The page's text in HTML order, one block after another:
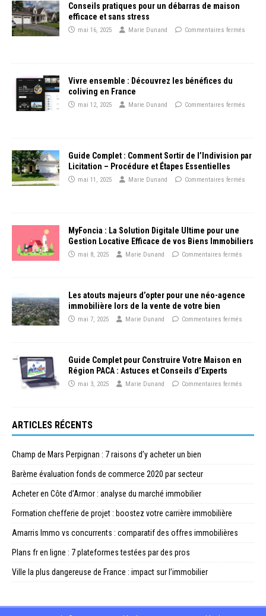
Conseils pratiques pour un débarras de maison
efficace et sans stress
mai 16, 2025 Marie Dunand Commentaires fermés
Vivre ensemble : Découvrez les bénéfices du
coliving en France
mai 12, 2025 Marie Dunand Commentaires fermés
Guide Complet : Comment Sortir de l’Indivision par
Licitation – Procédure et Étapes Essentielles
mai 11, 2025 Marie Dunand Commentaires fermés
MyFoncia : La Solution Digitale Ultime pour une
Gestion Locative Efficace de vos Biens Immobiliers
mai 8, 2025 Marie Dunand Commentaires fermés
Les atouts majeurs d’opter pour une néo-agence
immobilière lors de la vente de votre bien
mai 7, 2025 Marie Dunand Commentaires fermés
Guide Complet pour Construire Votre Maison en
Région PACA : Astuces et Conseils d’Experts
mai 3, 2025 Marie Dunand Commentaires fermés
ARTICLES RÉCENTS
Champ de Mars Perpignan : 7 raisons d’y acheter un bien
Barème évaluation fonds de commerce 2020 par secteur
Acheter en Côte d’Armor : analyse du marché immobilier
Formation chefferie de projet : boostez votre carrière immobilière
Amarris Immo vs concurrents : comparatif des offres immobilières
Plans fr en ligne : 7 plateformes testées par des pros
Ville la plus dangereuse de France : impact sur l’immobilier